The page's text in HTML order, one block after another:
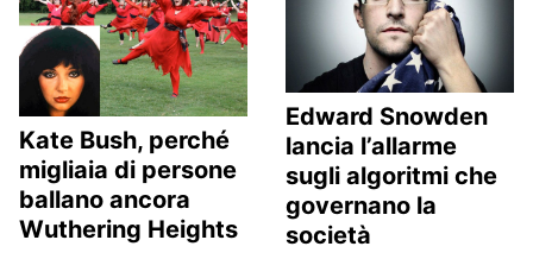
Kate Bush, perché
migliaia di persone
ballano ancora
Wuthering Heights
Edward Snowden
lancia l’allarme
sugli algoritmi che
governano la
società